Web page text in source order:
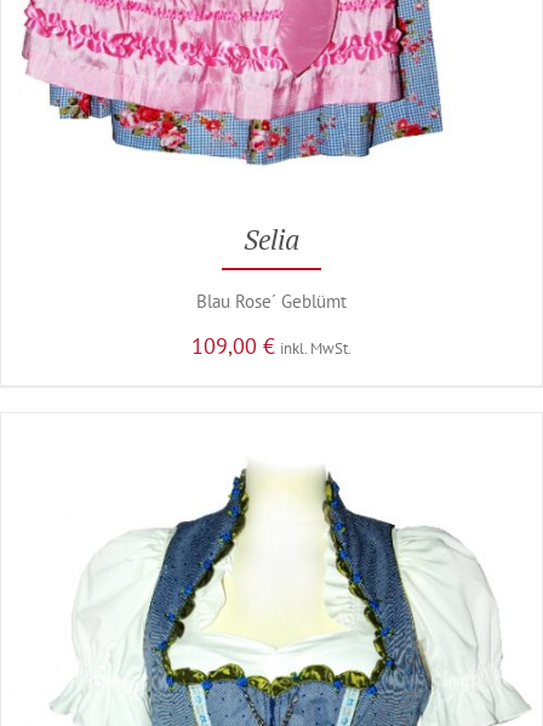
Selia
Blau Rose´ Geblümt
109,00 € inkl. MwSt.